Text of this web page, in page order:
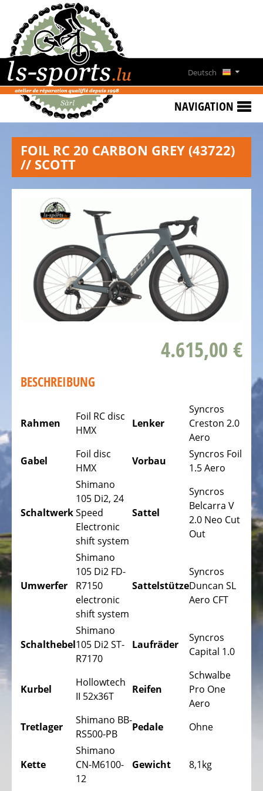
Deutsch
English
Lëtzebuergesch
NAVIGATION
HOME
SONDERANGEBOTE
NEWS
&
EVENTS
FAHRRADVERMIETUNG
KONTAKT
ÖFFNUNGSZEITEN
ÜBER
TEAM
DAS
FAHRRAD
Kinderfahrräder
Gravel
Fahrräder
Mountainbikes,
MTB
Tourenräder
-
Trekking
Fahrräder
Offroad
Trekking
Fahrräder
Stadtfahrräder
Faltfahrräder
Tandem
Fahrräder
Liegeräder,
Dreiräder
Kinder
Liegeräder,
DAS
ELEKTROFAHRRAD
FOIL RC 20 CARBON GREY (43722)
// SCOTT
4.615,00 €
BESCHREIBUNG
Rahmen
Foil RC disc
HMX
Lenker
Syncros
Creston 2.0
Aero
Gabel
Foil disc
HMX
Vorbau
Syncros Foil
1.5 Aero
Schaltwerk
Shimano
105 Di2, 24
Speed
Electronic
shift system
Sattel
Syncros
Belcarra V
2.0 Neo Cut
Out
Umwerfer
Shimano
105 Di2 FD-
R7150
electronic
shift system
Sattelstütze
Syncros
Duncan SL
Aero CFT
Schalthebel
Shimano
105 Di2 ST-
R7170
Laufräder
Syncros
Capital 1.0
Kurbel
Hollowtech
II 52x36T
Reifen
Schwalbe
Pro One
Aero
Tretlager
Shimano BB-
RS500-PB
Pedale Ohne
Kette
Shimano
CN-M6100-
12
Gewicht 8,1kg